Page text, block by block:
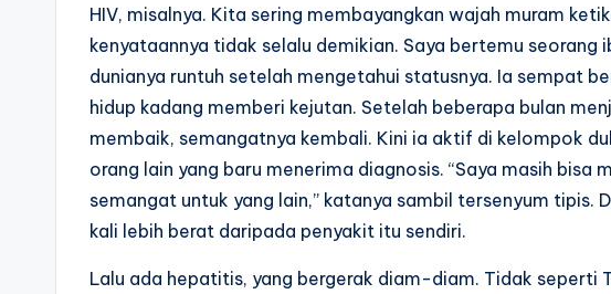
HIV, misalnya. Kita sering membayangkan wajah muram
kenyataannya tidak selalu demikian. Saya bertemu seorang
dunianya runtuh setelah mengetahui statusnya. Ia sempat
hidup kadang memberi kejutan. Setelah beberapa bulan
membaik, semangatnya kembali. Kini ia aktif di kelompok
orang lain yang baru menerima diagnosis. “Saya masih bisa
semangat untuk yang lain,” katanya sambil tersenyum tipis.
kali lebih berat daripada penyakit itu sendiri.
Lalu ada hepatitis, yang bergerak diam-diam. Tidak seperti